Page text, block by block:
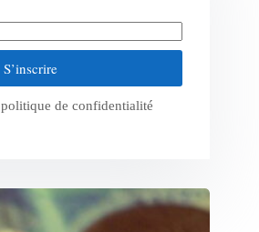
S’inscrire
politique de confidentialité